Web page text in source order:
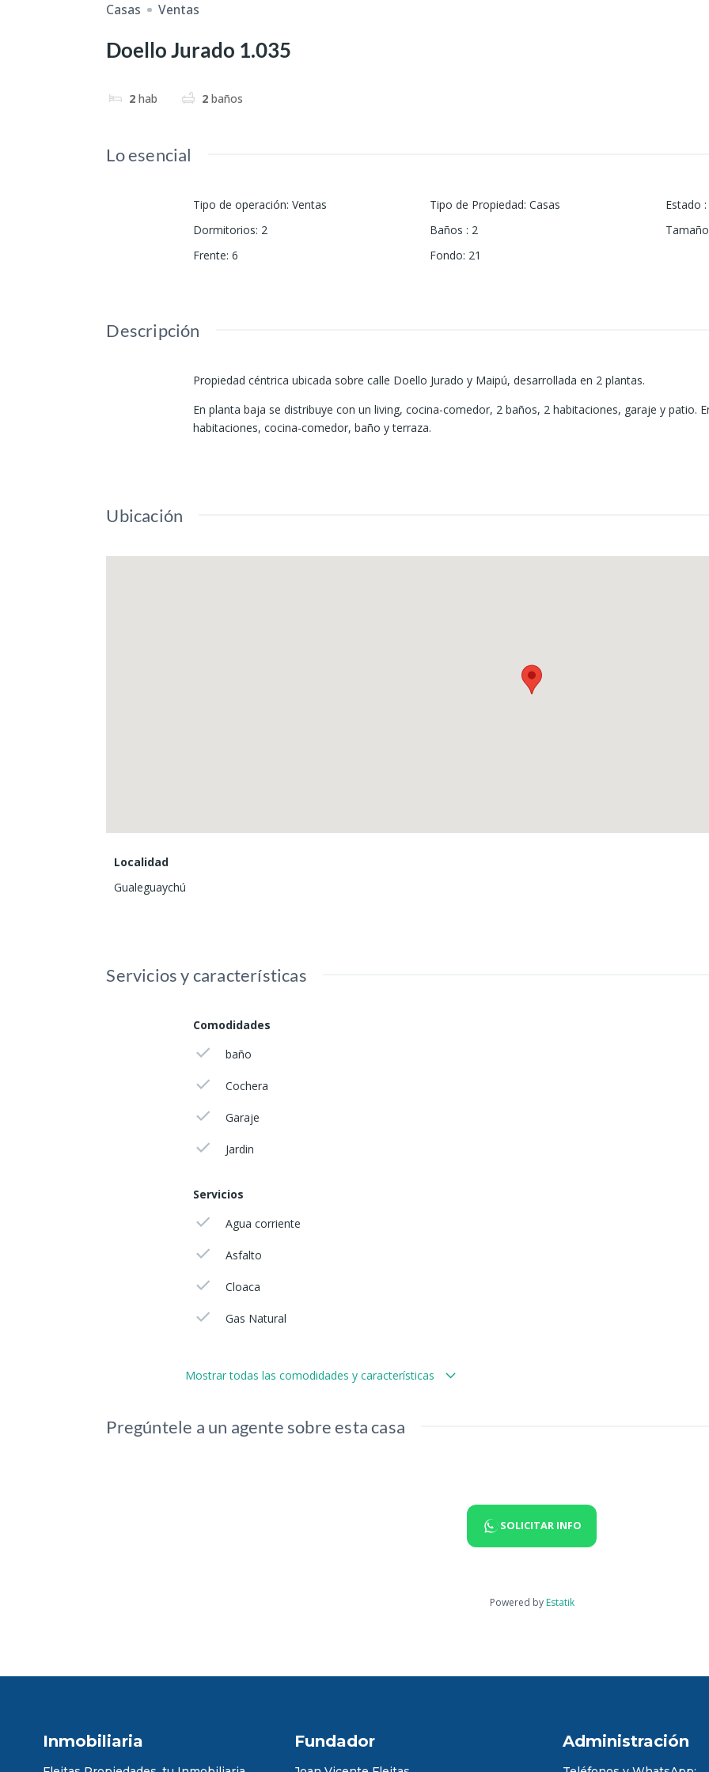
Casas Ventas
Doello Jurado 1.035
2 hab 2 baños
Lo esencial
Tipo de operación: Ventas Tipo de Propiedad: Casas Estado :
Dormitorios: 2 Baños : 2
Frente: 6 Fondo: 21
Descripción
Propiedad céntrica ubicada sobre calle Doello Jurado y Maipú, desarrollada en 2 plantas.
En planta baja se distribuye con un living, cocina-comedor, 2 baños, 2 habitaciones, garaje y patio.
habitaciones, cocina-comedor, baño y terraza.
Ubicación
Localidad
Gualeguaychú
Servicios y características
Comodidades
baño
Cochera
Garaje
Jardin
Servicios
Agua corriente
Asfalto
Cloaca
Gas Natural
Mostrar todas las comodidades y características
Pregúntele a un agente sobre esta casa
SOLICITAR INFO
Powered by Estatik
Inmobiliaria Fundador Administración